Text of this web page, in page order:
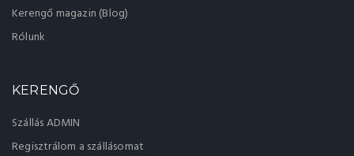
Kerengő magazin (Blog)
Rólunk
KERENGŐ
Szállás ADMIN
Regisztrálom a szállásomat